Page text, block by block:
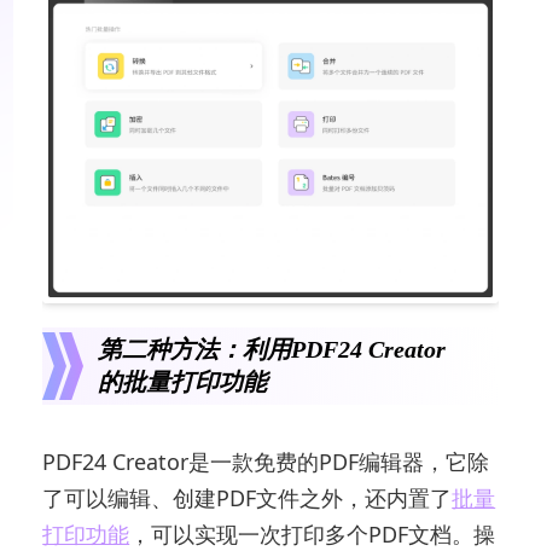
第二种方法：利用PDF24 Creator
的批量打印功能
PDF24 Creator是一款免费的PDF编辑器，它除
了可以编辑、创建PDF文件之外，还内置了批量
打印功能 ，可以实现一次打印多个PDF文档。操